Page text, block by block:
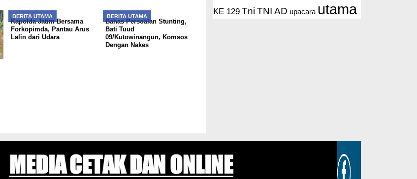
BERITA UTAMA
Kapolda Jatim Bersama
Forkopimda, Pantau Arus
Lalin dari Udara
BERITA UTAMA
Bahas Persoalan Stunting,
Bati Tuud
09/Kutowinangun, Komsos
Dengan Nakes
KE 129 Tni TNI AD upacara utama